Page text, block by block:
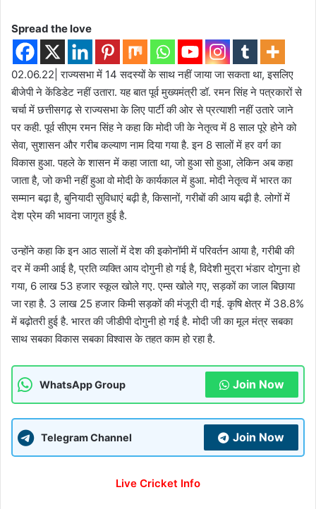
Spread the love
02.06.22| राज्यसभा में 14 सदस्यों के साथ नहीं जाया जा सकता था, इसलिए
बीजेपी ने केंडिडेट नहीं उतारा. यह बात पूर्व मुख्यमंत्री डॉ. रमन सिंह ने पत्रकारों से
चर्चा में छत्तीसगढ़ से राज्यसभा के लिए पार्टी की ओर से प्रत्याशी नहीं उतारे जाने
पर कही. पूर्व सीएम रमन सिंह ने कहा कि मोदी जी के नेतृत्व में 8 साल पूरे होने को
सेवा, सुशासन और गरीब कल्याण नाम दिया गया है. इन 8 सालों में हर वर्ग का
विकास हुआ. पहले के शासन में कहा जाता था, जो हुआ सो हुआ, लेकिन अब कहा
जाता है, जो कभी नहीं हुआ वो मोदी के कार्यकाल में हुआ. मोदी नेतृत्व में भारत का
सम्मान बढ़ा है, बुनियादी सुविधाएं बढ़ी है, किसानों, गरीबों की आय बढ़ी है. लोगों में
देश प्रेम की भावना जागृत हुई है.
उन्होंने कहा कि इन आठ सालों में देश की इकोनॉमी में परिवर्तन आया है, गरीबी की
दर में कमी आई है, प्रति व्यक्ति आय दोगुनी हो गई है, विदेशी मुद्रा भंडार दोगुना हो
गया, 6 लाख 53 हजार स्कूल खोले गए. एम्स खोले गए, सड़कों का जाल बिछाया
जा रहा है. 3 लाख 25 हजार किमी सड़कों की मंजूरी दी गई. कृषि क्षेत्र में 38.8%
में बढ़ोतरी हुई है. भारत की जीडीपी दोगुनी हो गई है. मोदी जी का मूल मंत्र सबका
साथ सबका विकास सबका विश्वास के तहत काम हो रहा है.
WhatsApp Group Join Now
Telegram Channel Join Now
Live Cricket Info